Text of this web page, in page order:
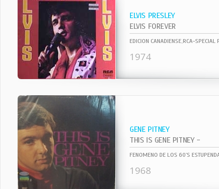
ELVIS PRESLEY
ELVIS FOREVER
EDICION CANADIENSE,RCA-
1974
GENE PITNEY
THIS IS GENE PITNEY -
FENOMENO DE LOS 60`S
1968